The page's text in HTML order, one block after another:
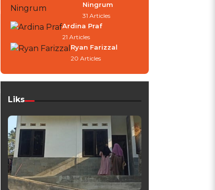
Ningrum
31 Articles
Ardina Praf
21 Articles
Ryan Farizzal
20 Articles
Liks